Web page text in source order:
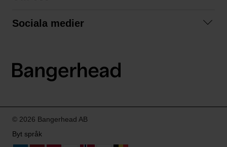
Köpvillkor
Våra fraktalternativ
Sociala medier
LinkedIn
© 2026 Bangerhead AB
Byt språk